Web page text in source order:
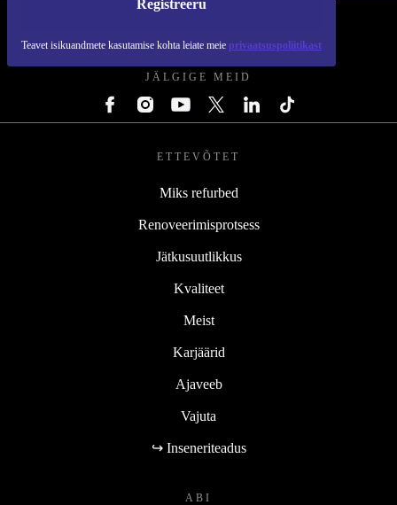
Registreeru
Teavet isikuandmete kasutamise kohta leiate meie privaatsuspoliitikast
JÄLGIGE MEID
ETTEVÕTET
Miks refurbed
Renoveerimisprotsess
Jätkusuutlikkus
Kvaliteet
Meist
Karjäärid
Ajaveeb
Vajuta
↪ Inseneriteadus
ABI